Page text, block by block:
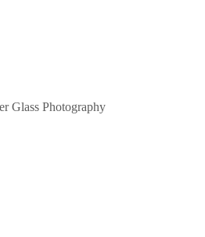
Glass Photography